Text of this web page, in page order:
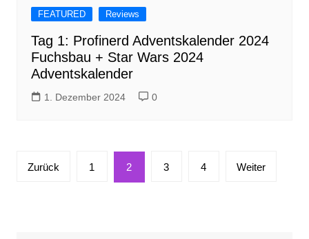
FEATURED Reviews
Tag 1: Profinerd Adventskalender 2024
Fuchsbau + Star Wars 2024
Adventskalender
1. Dezember 2024 0
Seitennummerierung
Zurück 1 2 3 4 Weiter